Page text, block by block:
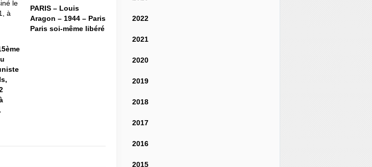
PARIS – Louis
Aragon – 1944 – Paris
Paris soi-même libéré
2022
2021
2020
2019
2018
2017
2016
2015